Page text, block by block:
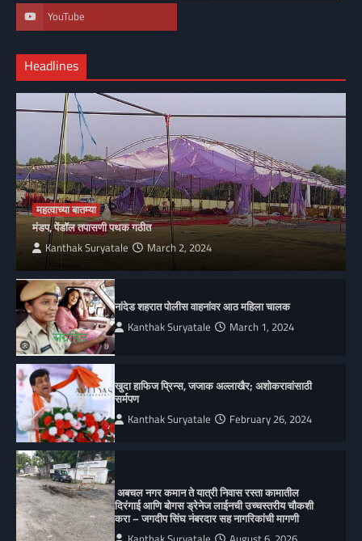
YouTube
Headlines
महत्वाच्या बातम्या
मंडप, पेंडॉल तपासणी पथक गठीत
Kanthak Suryatale March 2, 2024
नांदेड शहरात पोलीस वाहनांवर आठ महिला चालक
Kanthak Suryatale March 1, 2024
खुदा हाफिज प्रिन्स, जजाक अल्लाखैर; अशोकरावांसाठी
सर्मपण
Kanthak Suryatale February 26, 2024
अबचल नगर कमान ते यात्री निवास रस्ता कामातील
दिरंगाई आणि बोगस ड्रेनेज लाईनची उच्चस्तरीय चौकशी
करा – जगदीप सिंघ नंबरदार सह नागरिकांची मागणी